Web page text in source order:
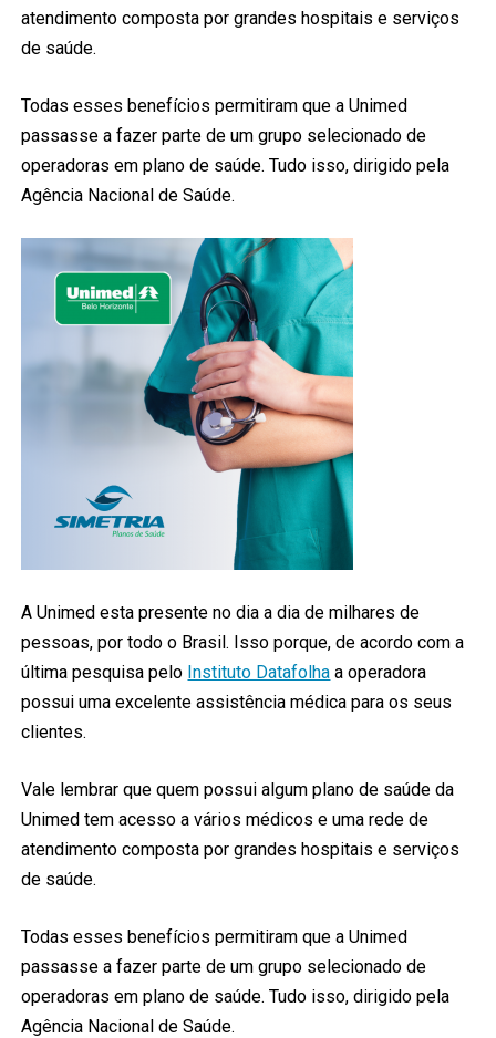
atendimento composta por grandes hospitais e serviços
de saúde.
Todas esses benefícios permitiram que a Unimed
passasse a fazer parte de um grupo selecionado de
operadoras em plano de saúde. Tudo isso, dirigido pela
Agência Nacional de Saúde.
A Unimed esta presente no dia a dia de milhares de
pessoas, por todo o Brasil. Isso porque, de acordo com a
última pesquisa pelo Instituto Datafolha a operadora
possui uma excelente assistência médica para os seus
clientes.
Vale lembrar que quem possui algum plano de saúde da
Unimed tem acesso a vários médicos e uma rede de
atendimento composta por grandes hospitais e serviços
de saúde.
Todas esses benefícios permitiram que a Unimed
passasse a fazer parte de um grupo selecionado de
operadoras em plano de saúde. Tudo isso, dirigido pela
Agência Nacional de Saúde.